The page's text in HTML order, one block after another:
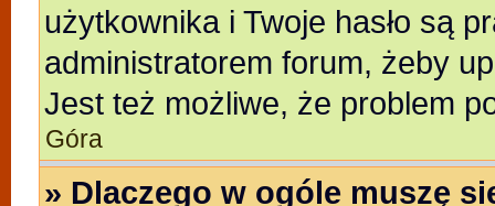
użytkownika i Twoje hasło są
administratorem forum, żeby
Jest też możliwe, że problem
Góra
» Dlaczego w ogóle muszę